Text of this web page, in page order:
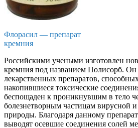
Флорасил — препарат
кремния
Российскими учеными изготовлен
кремния под названием Полисорб. Он
лекарственных препаратов,
накопившиеся токсические
беспощаден к проникнувшим в тело
болезнетворным частицам вирусной и
природы. Благодаря данному
выводят осевшие соединения солей